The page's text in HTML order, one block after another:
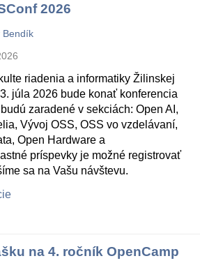
2026
Bendík
riadenia a informatiky Žilinskej
júla 2026 bude konať konferencia
zaradené v sekciách: Open AI,
Vývoj OSS, OSS vo vzdelávaní,
Open Hardware a
príspevky je možné registrovať
sa na Vašu návštevu.
na 4. ročník OpenCamp